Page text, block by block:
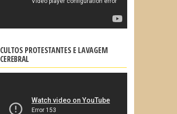
CULTOS PROTESTANTES E LAVAGEM
CEREBRAL